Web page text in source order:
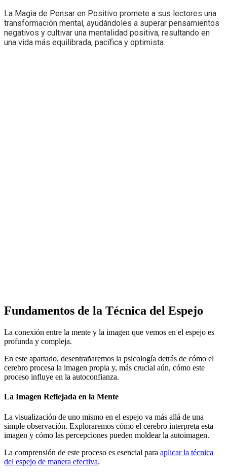
La Magia de Pensar en Positivo promete a sus lectores una
transformación mental, ayudándoles a superar pensamientos
negativos y cultivar una mentalidad positiva, resultando en
una vida más equilibrada, pacífica y optimista.
Fundamentos de la Técnica del Espejo
La conexión entre la mente y la imagen que vemos en el espejo es
profunda y compleja.
En este apartado, desentrañaremos la psicología detrás de cómo el
cerebro procesa la imagen propia y, más crucial aún, cómo este
proceso influye en la autoconfianza.
La Imagen Reflejada en la Mente
La visualización de uno mismo en el espejo va más allá de una
simple observación. Exploraremos cómo el cerebro interpreta esta
imagen y cómo las percepciones pueden moldear la autoimagen.
La comprensión de este proceso es esencial para aplicar la técnica
del espejo de manera efectiva.